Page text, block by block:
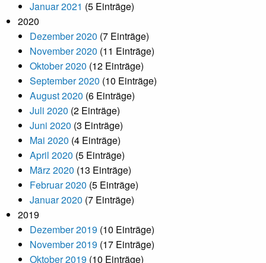
Januar 2021 (5 Einträge)
2020
Dezember 2020 (7 Einträge)
November 2020 (11 Einträge)
Oktober 2020 (12 Einträge)
September 2020 (10 Einträge)
August 2020 (6 Einträge)
Juli 2020 (2 Einträge)
Juni 2020 (3 Einträge)
Mai 2020 (4 Einträge)
April 2020 (5 Einträge)
März 2020 (13 Einträge)
Februar 2020 (5 Einträge)
Januar 2020 (7 Einträge)
2019
Dezember 2019 (10 Einträge)
November 2019 (17 Einträge)
Oktober 2019 (10 Einträge)